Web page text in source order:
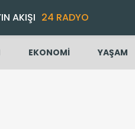
AKIŞI 24 RADYO
EKONOMİ YAŞAM